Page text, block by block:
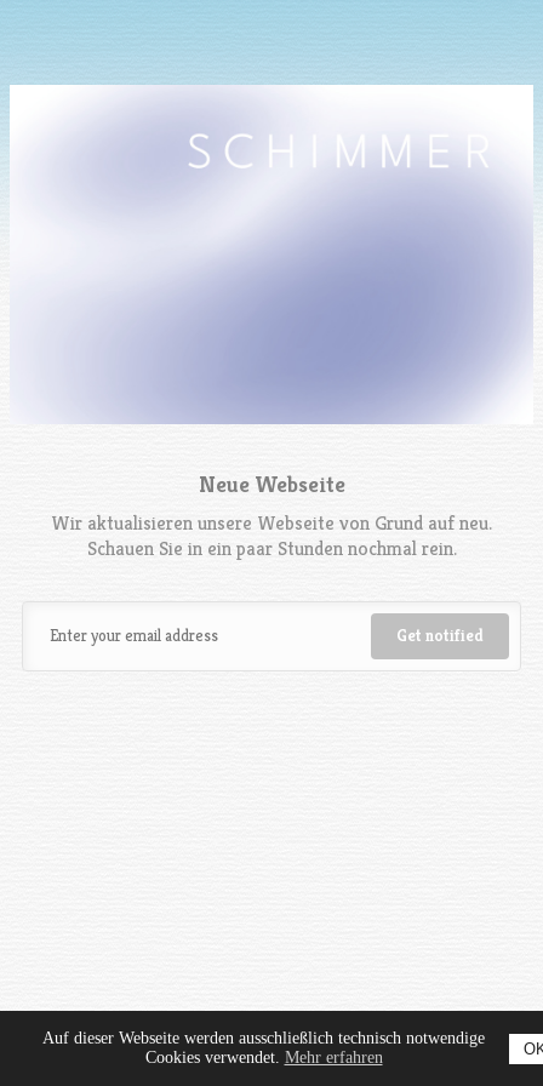
Neue Webseite
Wir aktualisieren unsere Webseite von Grund auf neu.
Schauen Sie in ein paar Stunden nochmal rein.
Auf dieser Webseite werden ausschließlich technisch notwendige
Cookies verwendet. Mehr erfahren